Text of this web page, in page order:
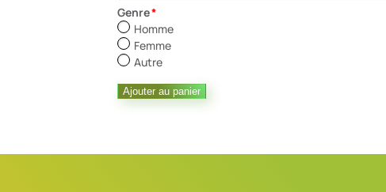
Genre*
Homme
Femme
Autre
quantité
de
–
Ajouter au panier